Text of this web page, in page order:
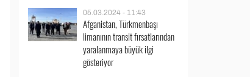
05.03.2024 - 11:43
Afganistan, Türkmenbaşı
limanının transit fırsatlarından
yaralanmaya büyük ilgi
gösteriyor